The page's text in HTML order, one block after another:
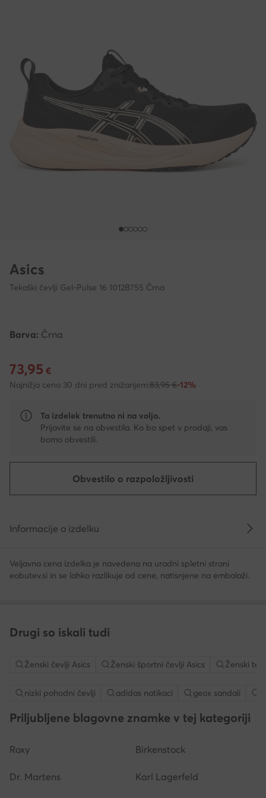
Asics
Tekaški čevlji Gel-Pulse 16 1012B755 Črna
Barva: Črna
Trenutna cena 73,95 €
73,95 €
Najnižja cena 30 dni pred znižanjem:83,95 €-12%
Ta izdelek trenutno ni na voljo.
Prijavite se na obvestila. Ko bo spet v prodaji, vas
bomo obvestili.
Obvestilo o razpoložljivosti
Informacije o izdelku
Veljavna cena izdelka je navedena na uradni spletni strani
eobutev.si in se lahko razlikuje od cene, natisnjene na embalaži.
Drugi so iskali tudi
Ženski čevlji Asics Ženski športni čevlji Asics Ženski
nizki pohodni čevlji adidas natikaci geox sandali
Priljubljene blagovne znamke v tej kategoriji
Roxy Birkenstock
Dr. Martens Karl Lagerfeld